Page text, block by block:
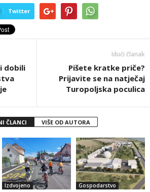
Twitter
dobili
Idući članak
Pišete kratke priče?
Prijavite se na natječaj
Turopoljska poculica
ČLANCI VIŠE OD AUTORA
Izdvojeno Gospodarstvo